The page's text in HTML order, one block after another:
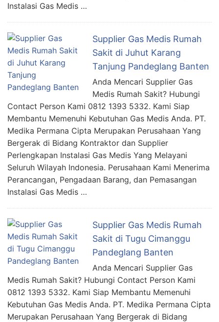
Instalasi Gas Medis …
Supplier Gas Medis Rumah
Sakit di Juhut Karang
Tanjung Pandeglang Banten
Anda Mencari Supplier Gas
Medis Rumah Sakit? Hubungi
Contact Person Kami 0812 1393 5332. Kami Siap
Membantu Memenuhi Kebutuhan Gas Medis Anda. PT.
Medika Permana Cipta Merupakan Perusahaan Yang
Bergerak di Bidang Kontraktor dan Supplier
Perlengkapan Instalasi Gas Medis Yang Melayani
Seluruh Wilayah Indonesia. Perusahaan Kami Menerima
Perancangan, Pengadaan Barang, dan Pemasangan
Instalasi Gas Medis …
Supplier Gas Medis Rumah
Sakit di Tugu Cimanggu
Pandeglang Banten
Anda Mencari Supplier Gas
Medis Rumah Sakit? Hubungi Contact Person Kami
0812 1393 5332. Kami Siap Membantu Memenuhi
Kebutuhan Gas Medis Anda. PT. Medika Permana Cipta
Merupakan Perusahaan Yang Bergerak di Bidang